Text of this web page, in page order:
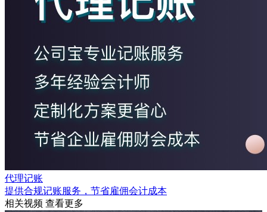
代理记账
提供合规记账服务，节省雇佣会计成本
相关视频 查看更多